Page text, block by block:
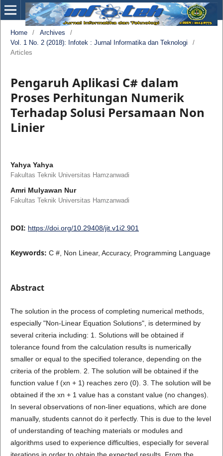
Home / Archives
/
Vol. 1 No. 2 (2018): Infotek : Jurnal Informatika dan Teknologi
/
Articles
Pengaruh Aplikasi C# dalam
Proses Perhitungan Numerik
Terhadap Solusi Persamaan Non
Linier
Yahya Yahya
Fakultas Teknik Universitas Hamzanwadi
Amri Mulyawan Nur
Fakultas Teknik Universitas Hamzanwadi
DOI: https://doi.org/10.29408/jit.v1i2.901
Keywords: C #, Non Linear, Accuracy, Programming Language
Abstract
The solution in the process of completing numerical methods,
especially "Non-Linear Equation Solutions", is determined by
several criteria including: 1. Solutions will be obtained if
tolerance found from the calculation results is numerically
smaller or equal to the specified tolerance, depending on the
criteria of the problem. 2. The solution will be obtained if the
function value f (xn + 1) reaches zero (0). 3. The solution will be
obtained if the xn + 1 value has a constant value (no changes).
In several observations of non-liner equations, which are done
manually, students cannot do it perfectly. This is due to the level
of understanding of teaching materials or modules and
algorithms used to experience difficulties, especially for several